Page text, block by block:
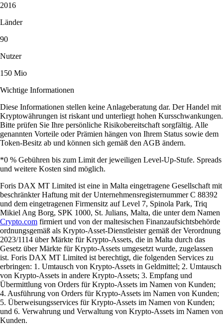
2016
Länder
90
Nutzer
150 Mio
Wichtige Informationen
Diese Informationen stellen keine Anlageberatung dar. Der Handel mit
Kryptowährungen ist riskant und unterliegt hohen Kursschwankungen.
Bitte prüfen Sie Ihre persönliche Risikobereitschaft sorgfältig. Alle
genannten Vorteile oder Prämien hängen von Ihrem Status sowie dem
Token-Besitz ab und können sich gemäß den AGB ändern.
*0 % Gebühren bis zum Limit der jeweiligen Level-Up-Stufe. Spreads
und weitere Kosten sind möglich.
Foris DAX MT Limited ist eine in Malta eingetragene Gesellschaft mit
beschränkter Haftung mit der Unternehmensregisternummer C 88392
und dem eingetragenen Firmensitz auf Level 7, Spinola Park, Triq
Mikiel Ang Borg, SPK 1000, St. Julians, Malta, die unter dem Namen
Crypto.com firmiert und von der maltesischen Finanzaufsichtsbehörde
ordnungsgemäß als Krypto-Asset-Dienstleister gemäß der Verordnung
2023/1114 über Märkte für Krypto-Assets, die in Malta durch das
Gesetz über Märkte für Krypto-Assets umgesetzt wurde, zugelassen
ist. Foris DAX MT Limited ist berechtigt, die folgenden Services zu
erbringen: 1. Umtausch von Krypto-Assets in Geldmittel; 2. Umtausch
von Krypto-Assets in andere Krypto-Assets; 3. Empfang und
Übermittlung von Orders für Krypto-Assets im Namen von Kunden;
4. Ausführung von Orders für Krypto-Assets im Namen von Kunden;
5. Überweisungsservices für Krypto-Assets im Namen von Kunden;
und 6. Verwahrung und Verwaltung von Krypto-Assets im Namen von
Kunden.